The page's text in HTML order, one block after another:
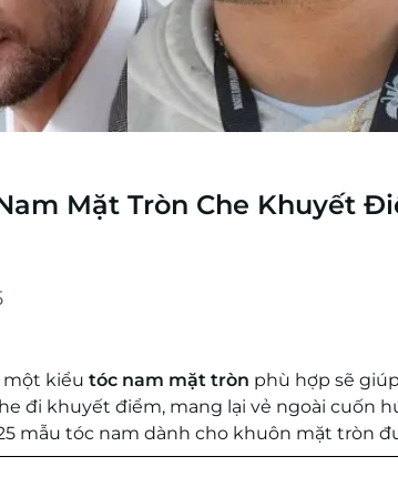
Mặt Tròn Che Khuyết
một kiểu tóc nam mặt tròn phù hợp sẽ
đi khuyết điểm, mang lại vẻ ngoài cuốn
mẫu tóc nam dành cho khuôn mặt tròn